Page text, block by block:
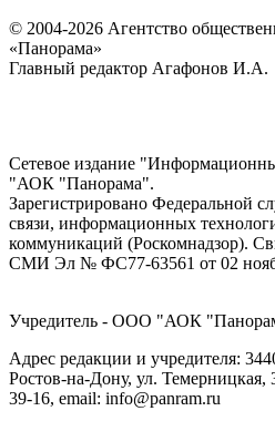
© 2004-2026 Агентство
«Панорама»
Главный редактор Агафонов И.А.
Сетевое издание
"АОК "Панорама".
Зарегистрировано Федеральной
связи, информационных
коммуникаций (Роскомнадзор).
СМИ Эл № ФС77-63561 от 02
Учредитель - ООО "АОК
Адрес редакции и учредителя:
Ростов-на-Дону, ул. Темерницкая,
39-16, email: info@panram.ru